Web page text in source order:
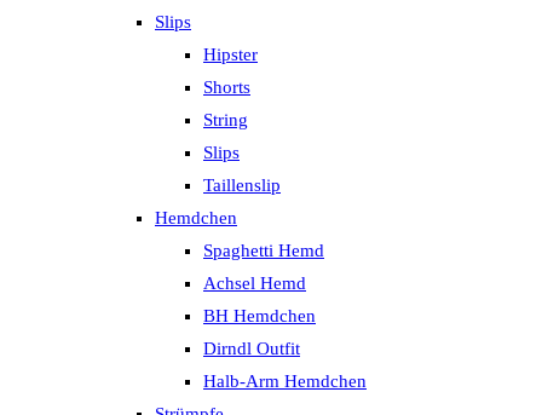
Slips
Hipster
Shorts
String
Slips
Taillenslip
Hemdchen
Spaghetti Hemd
Achsel Hemd
BH Hemdchen
Dirndl Outfit
Halb-Arm Hemdchen